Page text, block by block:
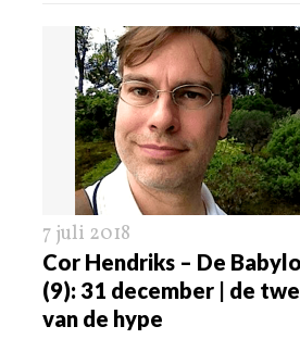
7 juli 2018
Cor Hendriks – De
(9): 31 december | de
van de hype